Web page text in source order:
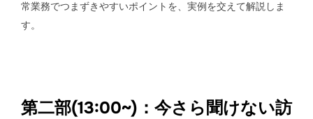
常業務でつまずきやすいポイントを、実例を交えて解説しま
す。
第二部(13:00~)：今さら聞けない訪